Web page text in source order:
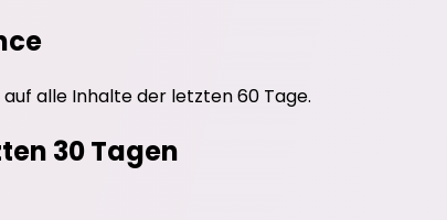
alle Inhalte der letzten 60 Tage.
30 Tagen